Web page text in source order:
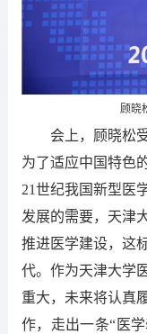
顾晓
会上，顾晓松
为了适应中国特色
21世纪我国新型医
发展的需要，天津
推进医学建设，这
代。作为天津大学
重大，未来将认真
作，走出一条“医